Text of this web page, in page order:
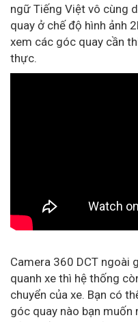
ngữ Tiếng Việt vô cùng
quay ở chế độ hình ảnh
xem các góc quay cần
thực.
Camera 360 DCT ngoài
quanh xe thì hệ thống
chuyển của xe. Bạn có
góc quay nào bạn muốn